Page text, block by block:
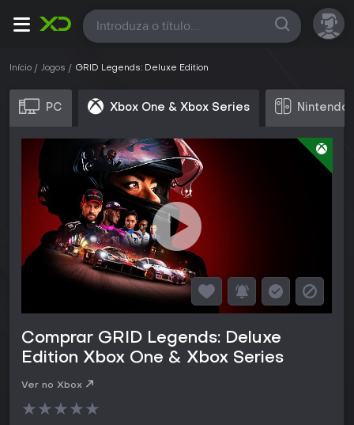
Todas
Início Jogos GRID Legends: Deluxe Edition
PC Xbox One & Xbox Series Nintendo
Comprar GRID Legends: Deluxe
Edition Xbox One & Xbox Series
Ver no Xbox
★★★★★